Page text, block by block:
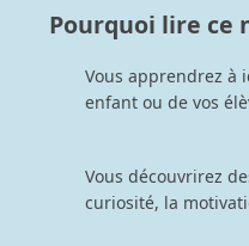
Pourquoi lire ce
Vous apprendrez à
enfant ou de vos
Vous découvrirez
curiosité, la